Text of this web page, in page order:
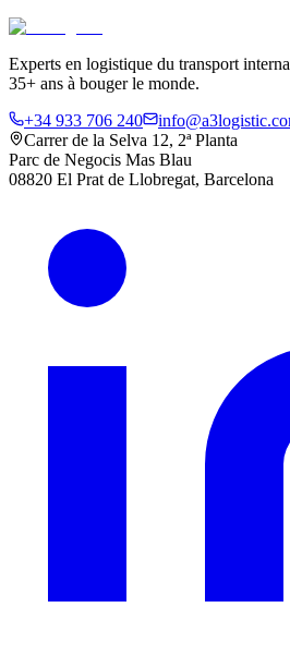
Experts en logistique du transport
35+ ans à bouger le monde.
+34 933 706 240
Carrer de la Selva 12, 2ª Planta
Parc de Negocis Mas Blau
08820 El Prat de Llobregat, Barcelona